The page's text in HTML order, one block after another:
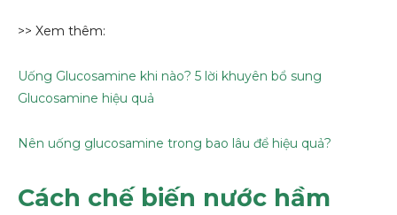
>> Xem thêm:
Uống Glucosamine khi nào? 5 lời khuyên bổ sung
Glucosamine hiệu quả
Nên uống glucosamine trong bao lâu để hiệu quả?
Cách chế biến nước hầm